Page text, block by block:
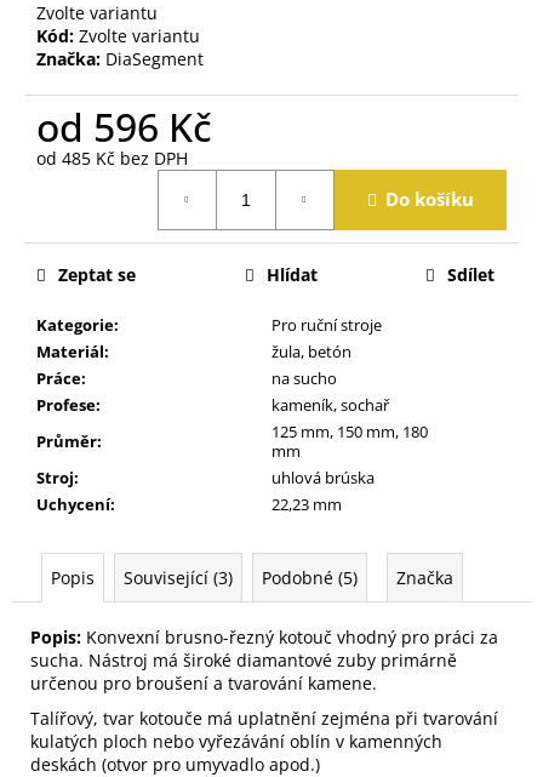
Zvolte variantu
Kód: Zvolte variantu
Značka: DiaSegment
od 596 Kč
od 485 Kč bez DPH
Do košíku
Kategorie:
Pro ruční stroje
Materiál:
žula, betón
Práce:
na sucho
Profese:
kameník, sochař
Průměr:
125 mm, 150 mm, 180
mm
Stroj:
uhlová brúska
Uchycení: 22,23 mm
Zeptat se Hlídat Sdílet
Popis Související (3) Podobné (5) Značka
Popis: Konvexní brusno-řezný kotouč vhodný pro práci za
sucha. Nástroj má široké diamantové zuby primárně
určenou pro broušení a tvarování kamene.
Talířový, tvar kotouče má uplatnění zejména při tvarování
kulatých ploch nebo vyřezávání oblín v kamenných
deskách (otvor pro umyvadlo apod.)
e